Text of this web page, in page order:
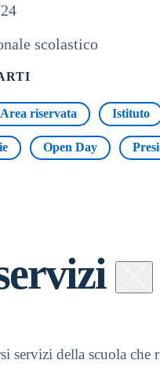
scolastico
Area riservata Istituto
Open Day
servizi della scuola che